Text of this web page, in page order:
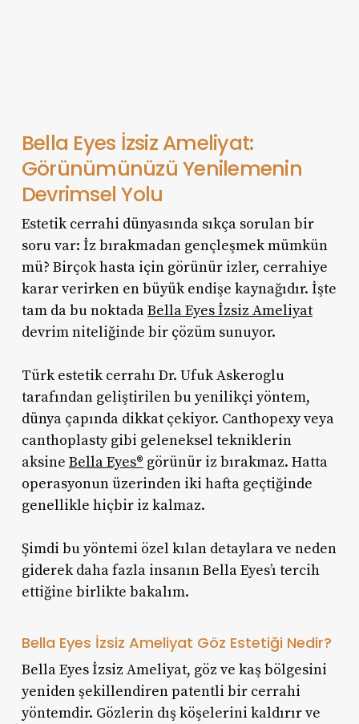
Bella Eyes İzsiz Ameliyat:
Görünümünüzü Yenilemenin
Devrimsel Yolu
Estetik cerrahi dünyasında sıkça sorulan bir
soru var: İz bırakmadan gençleşmek mümkün
mü? Birçok hasta için görünür izler, cerrahiye
karar verirken en büyük endişe kaynağıdır. İşte
tam da bu noktadaBella Eyes İzsiz Ameliyat
devrim niteliğinde bir çözüm sunuyor.
Türk estetik cerrahı Dr. Ufuk Askeroglu
tarafından geliştirilen bu yenilikçi yöntem,
dünya çapında dikkat çekiyor. Canthopexy veya
canthoplasty gibi geleneksel tekniklerin
aksine Bella Eyes® görünür iz bırakmaz. Hatta
operasyonun üzerinden iki hafta geçtiğinde
genellikle hiçbir iz kalmaz.
Şimdi bu yöntemi özel kılan detaylara ve neden
giderek daha fazla insanın Bella Eyes’ı tercih
ettiğine birlikte bakalım.
Bella Eyes İzsiz Ameliyat Göz Estetiği Nedir?
Bella Eyes İzsiz Ameliyat, göz ve kaş bölgesini
yeniden şekillendiren patentli bir cerrahi
yöntemdir. Gözlerin dış köşelerini kaldırır ve